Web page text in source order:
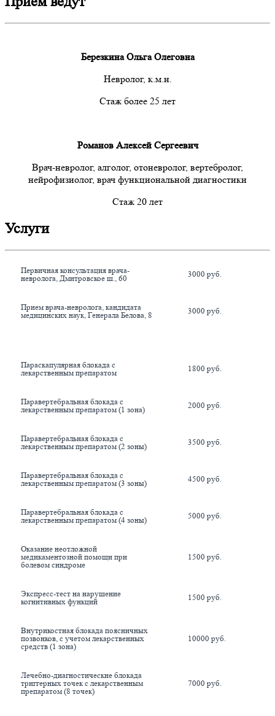
Березкина Ольга Олеговна
Невролог, к.м.н.
Стаж более 25 лет
Романов Алексей Сергеевич
Врач-невролог, алголог, отоневролог, вертебролог,
нейрофизиолог, врач функциональной диагностики
Стаж 20 лет
Услуги
Первичная консультация врача-
невролога, Дмитровское ш., 60
3000 руб.
Прием врача-невролога, кандидата
медицинских наук, Генерала Белова, 8
3000 руб.
Параскапулярная блокада с
лекарственным препаратом
1800 руб.
Паравертебральная блокада с
лекарственным препаратом (1 зона)
2000 руб.
Паравертебральная блокада с
лекарственным препаратом (2 зоны)
3500 руб.
Паравертебральная блокада с
лекарственным препаратом (3 зоны)
4500 руб.
Паравертебральная блокада с
лекарственным препаратом (4 зоны)
5000 руб.
Оказание неотложной
медикаментозной помощи при
болевом синдроме
1500 руб.
Экспресс-тест на нарушение
когнитивных функций
1500 руб.
Внутрикостная блокада поясничных
позвонков, с учетом лекарственных
средств (1 зона)
10000 руб.
Лечебно-диагностические блокада
триггерных точек с лекарственным
препаратом (8 точек)
7000 руб.